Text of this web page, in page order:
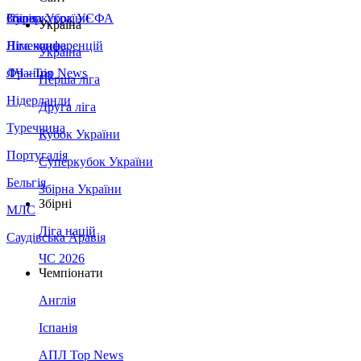
Збірна України
Італія
Німеччина
Франція
Нідерланди
Туреччина
Португалія
Бельгія
МЛС
Саудівська Аравія
Суперкубок УЄФА
Ліга конференцій
ЛЧ - Top News
Україна
Україна
Перша ліга
Друга ліга
Кубок України
Суперкубок України
Збірна України
Збірні
Ліга націй
ЧС 2026
Чемпіонати
Англія
Іспанія
АПЛ Top News